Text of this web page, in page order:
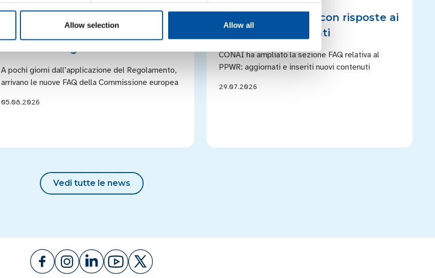
Allow selection Allow all
vista del 12 agosto 2026
A pochi giorni dall’applicazione del Regolamento,
arrivano le nuove FAQ della Commissione europea
05.08.2026
Online nuove FAQ con risposte ai
quesiti più frequenti
CONAI ha ampliato la sezione FAQ relativa al
PPWR: aggiornati e inseriti nuovi contenuti
29.07.2026
Vedi tutte le news